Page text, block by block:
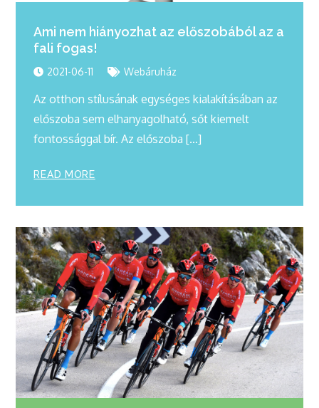
Ami nem hiányozhat az előszobából az a
fali fogas!
2021-06-11 Webáruház
Az otthon stílusának egységes kialakításában az
előszoba sem elhanyagolható, sőt kiemelt
fontossággal bír. Az előszoba […]
READ MORE